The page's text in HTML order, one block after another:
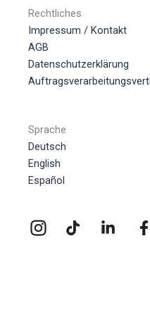
Rechtliches
Impressum / Kontakt
AGB
Datenschutzerklärung
Sprache
Deutsch
English
Español